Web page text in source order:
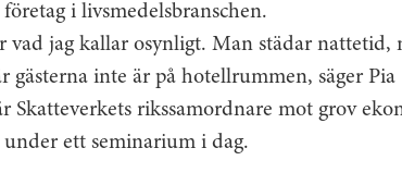
i livsmedelsbranschen.
vad jag kallar osynligt. Man städar nattetid,
gästerna inte är på hotellrummen, säger Pia
Skatteverkets rikssamordnare mot grov
ett seminarium i dag.